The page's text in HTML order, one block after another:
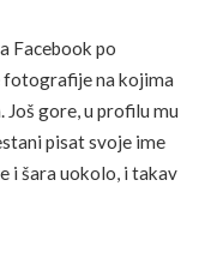
Facebook po
fotografije na kojima
gore, u profilu mu
pisat svoje ime
i šara uokolo, i takav